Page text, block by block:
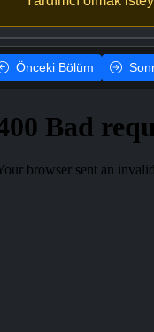
Önceki Bölüm